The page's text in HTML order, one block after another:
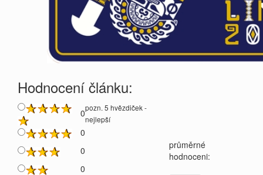
Hodnocení článku:
0pozn. 5 hvězdiček -
nejlepší
0
0
průměrné
hodnoceni:
0